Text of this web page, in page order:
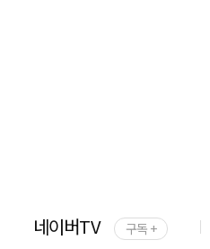
네이버TV 구독 +